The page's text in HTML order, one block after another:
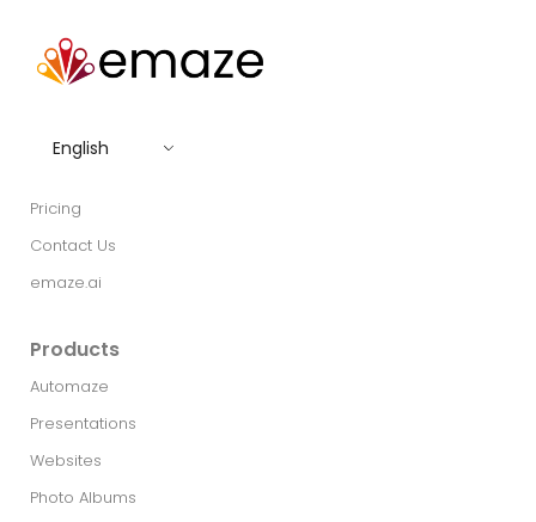
English
Pricing
Contact Us
emaze.ai
Products
Automaze
Presentations
Websites
Photo Albums